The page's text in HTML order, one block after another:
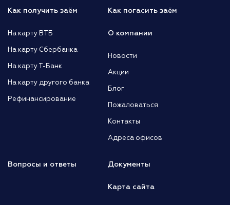
Как получить заём
На карту ВТБ
На карту Сбербанка
На карту Т-Банк
На карту другого банка
Рефинансирование
Как погасить заём
О компании
Новости
Акции
Блог
Пожаловаться
Контакты
Адреса офисов
Вопросы и ответы Документы
Карта сайта